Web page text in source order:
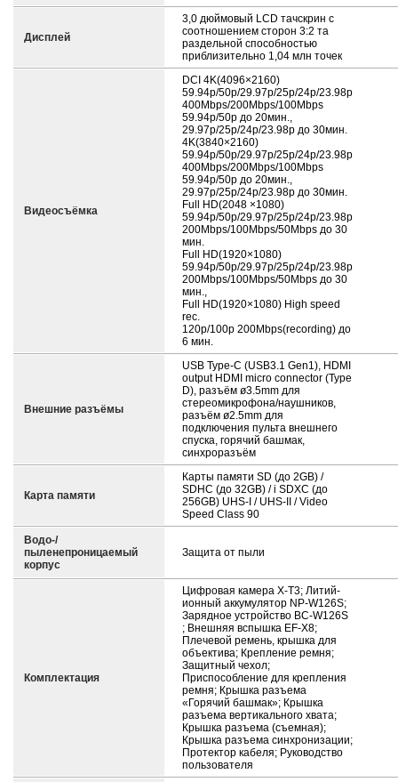
Дисплей
3,0 дюймовый LCD тачскрин с
соотношением сторон 3:2 та
раздельной способностью
приблизительно 1,04 млн точек
Видеосъёмка
DCI 4K(4096×2160)
59.94p/50p/29.97p/25p/24p/23.98p
400Mbps/200Mbps/100Mbps
59.94p/50p до 20мин.,
29.97p/25p/24p/23.98p до 30мин.
4K(3840×2160)
59.94p/50p/29.97p/25p/24p/23.98p
400Mbps/200Mbps/100Mbps
59.94p/50p до 20мин.,
29.97p/25p/24p/23.98p до 30мин.
Full HD(2048 ×1080)
59.94p/50p/29.97p/25p/24p/23.98p
200Mbps/100Mbps/50Mbps до 30
мин.
Full HD(1920×1080)
59.94p/50p/29.97p/25p/24p/23.98p
200Mbps/100Mbps/50Mbps до 30
мин.,
Full HD(1920×1080) High speed
rec.
120p/100p 200Mbps(recording) до
6 мин.
Внешние разъёмы
USB Type-C (USB3.1 Gen1), HDMI
output HDMI micro connector (Type
D), разъём ø3.5mm для
стереомикрофона/наушников,
разъём ø2.5mm для
подключения пульта внешнего
спуска, горячий башмак,
синхроразъём
Карта памяти
Карты памяти SD (до 2GB) /
SDHC (до 32GB) / і SDXC (до
256GB) UHS-I / UHS-II / Video
Speed Class 90
Водо-/
пыленепроницаемый
корпус
Защита от пыли
Комплектация
Цифровая камера X-T3; Литий-
ионный аккумулятор NP-W126S;
Зарядное устройство BC-W126S
; Внешняя вспышка EF-X8;
Плечевой ремень, крышка для
объектива; Крепление ремня;
Защитный чехол;
Приспособление для крепления
ремня; Крышка разъема
«Горячий башмак»; Крышка
разъема вертикального хвата;
Крышка разъема (съемная);
Крышка разъема синхронизации;
Протектор кабеля; Руководство
пользователя